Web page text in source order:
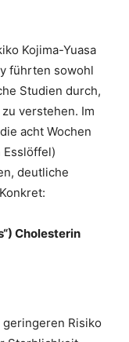
Kojima-Yuasa
führten sowohl
Studien durch,
verstehen. Im
acht Wochen
Esslöffel)
deutliche
Cholesterin
Risiko